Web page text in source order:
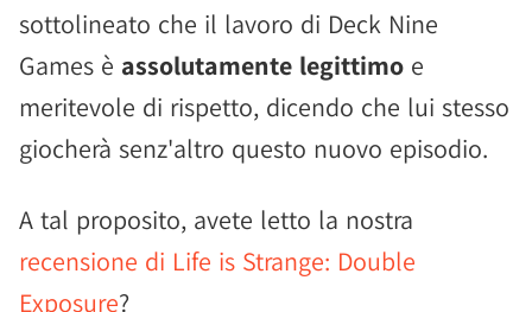
sottolineato che il lavoro di Deck Nine
Games è assolutamente legittimo e
meritevole di rispetto, dicendo che lui stesso
giocherà senz'altro questo nuovo episodio.
A tal proposito, avete letto la nostra
recensione di Life is Strange: Double
Exposure?